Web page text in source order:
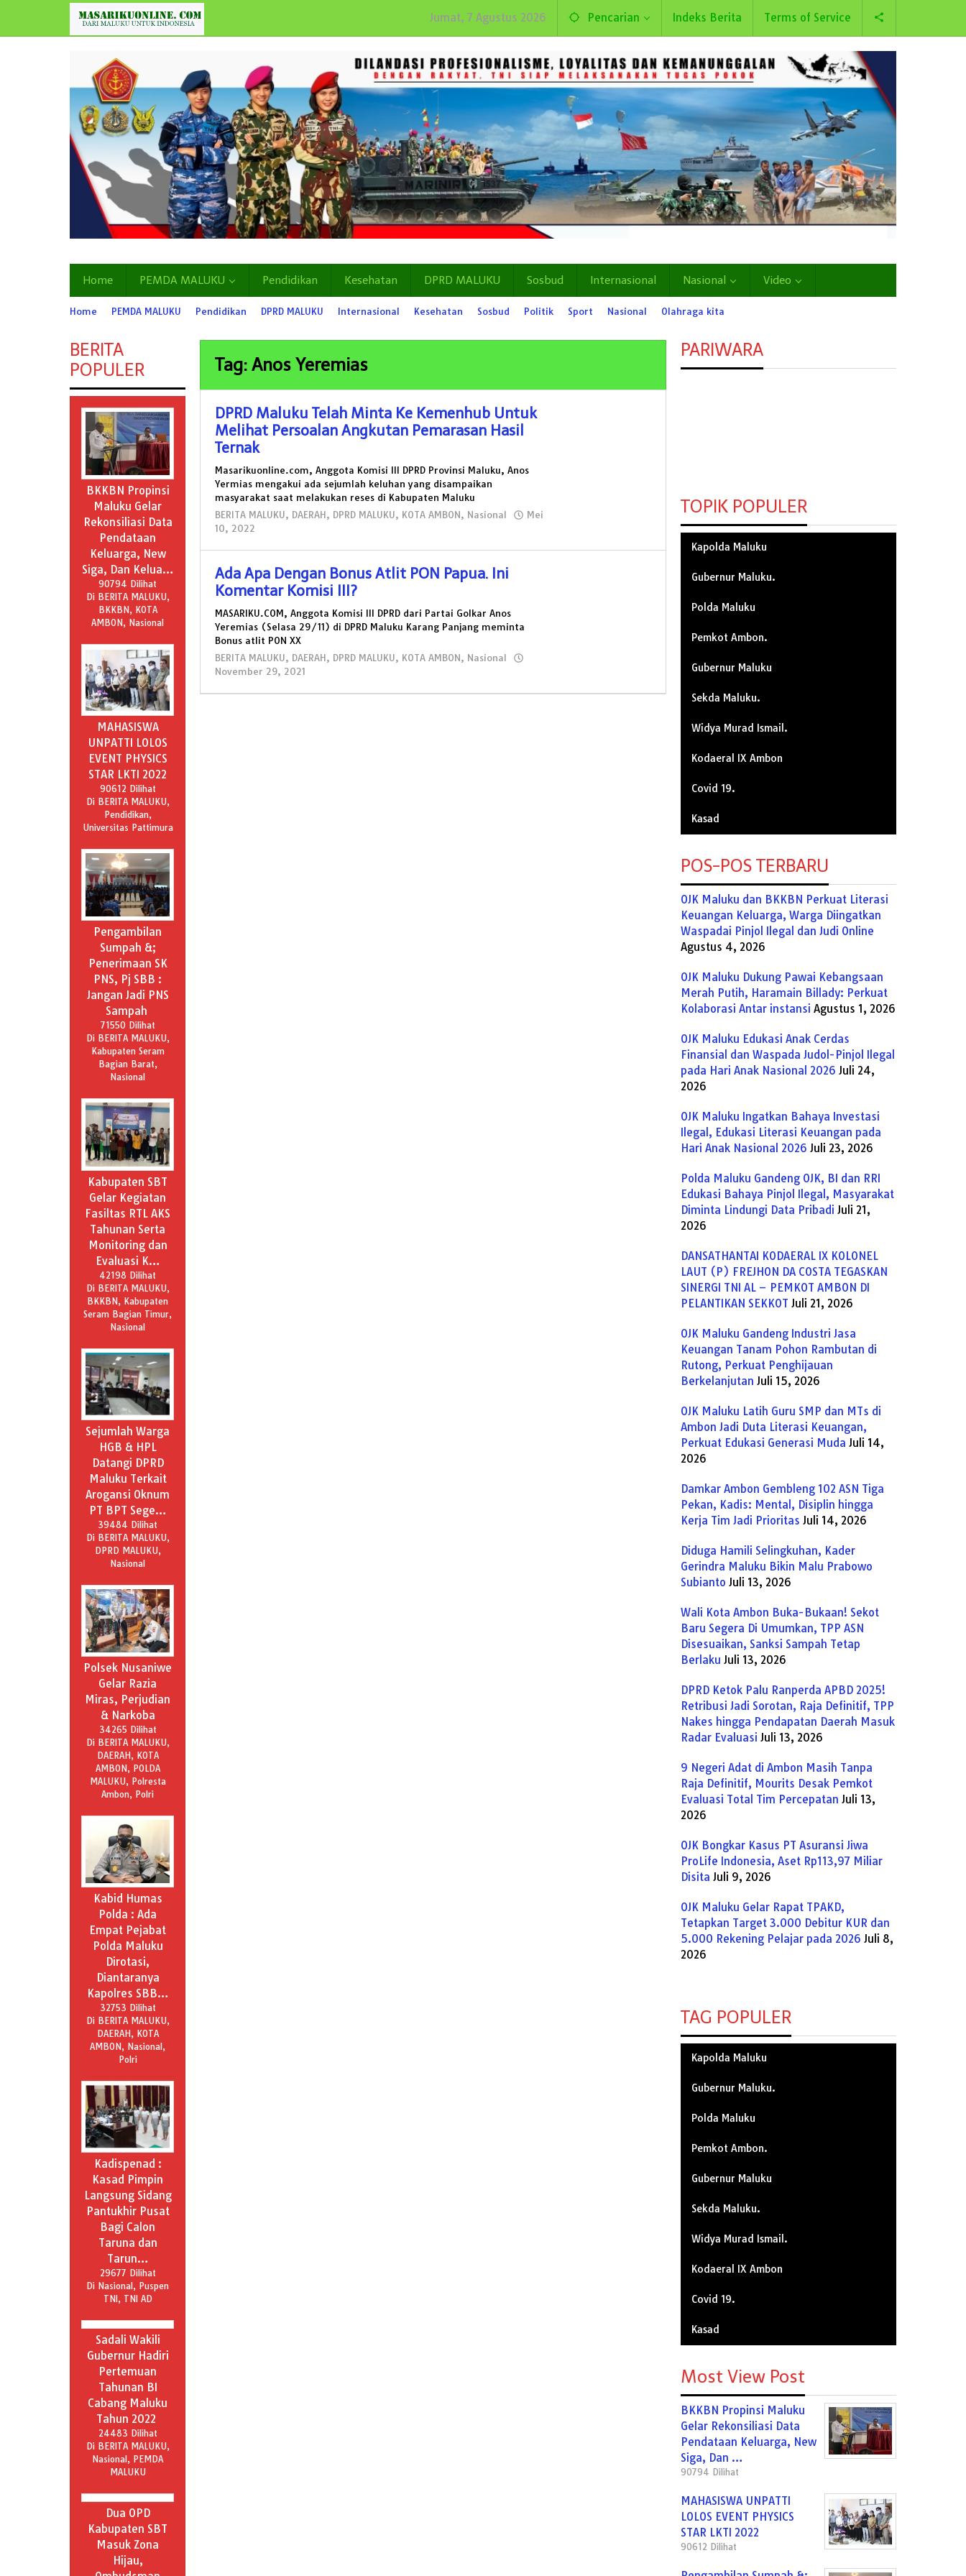
konten
Jumat, 7 Agustus 2026 Pencarian Indeks Berita Terms of Service
Home PEMDA MALUKU Pendidikan Kesehatan DPRD MALUKU Sosbud Internasional Nasional Video
Home PEMDA MALUKU Pendidikan DPRD MALUKU Internasional Kesehatan Sosbud Politik Sport Nasional Olahraga kita
BERITA
POPULER
BKKBN Propinsi
Maluku Gelar
Rekonsiliasi Data
Pendataan
Keluarga, New
Siga, Dan Kelua…
90794 Dilihat
Di BERITA MALUKU,
BKKBN, KOTA
AMBON, Nasional
MAHASISWA
UNPATTI LOLOS
EVENT PHYSICS
STAR LKTI 2022
90612 Dilihat
Di BERITA MALUKU,
Pendidikan,
Universitas Pattimura
Pengambilan
Sumpah &;
Penerimaan SK
PNS, Pj SBB :
Jangan Jadi PNS
Sampah
71550 Dilihat
Di BERITA MALUKU,
Kabupaten Seram
Bagian Barat,
Nasional
Kabupaten SBT
Gelar Kegiatan
Fasiltas RTL AKS
Tahunan Serta
Monitoring dan
Evaluasi K…
42198 Dilihat
Di BERITA MALUKU,
BKKBN, Kabupaten
Seram Bagian Timur,
Nasional
Sejumlah Warga
HGB & HPL
Datangi DPRD
Maluku Terkait
Arogansi Oknum
PT BPT Sege…
39484 Dilihat
Di BERITA MALUKU,
DPRD MALUKU,
Nasional
Polsek Nusaniwe
Gelar Razia
Miras, Perjudian
& Narkoba
34265 Dilihat
Di BERITA MALUKU,
DAERAH, KOTA
AMBON, POLDA
MALUKU, Polresta
Ambon, Polri
Kabid Humas
Polda : Ada
Empat Pejabat
Polda Maluku
Dirotasi,
Diantaranya
Kapolres SBB…
32753 Dilihat
Di BERITA MALUKU,
DAERAH, KOTA
AMBON, Nasional,
Polri
Kadispenad :
Kasad Pimpin
Langsung Sidang
Pantukhir Pusat
Bagi Calon
Taruna dan
Tarun…
29677 Dilihat
Di Nasional, Puspen
TNI, TNI AD
Sadali Wakili
Gubernur Hadiri
Pertemuan
Tahunan BI
Cabang Maluku
Tahun 2022
24483 Dilihat
Di BERITA MALUKU,
Nasional, PEMDA
MALUKU
Dua OPD
Kabupaten SBT
Masuk Zona
Hijau,
Tag: Anos Yeremias
DPRD Maluku Telah Minta Ke Kemenhub Untuk
Melihat Persoalan Angkutan Pemarasan Hasil
Ternak
Masarikuonline.com, Anggota Komisi III DPRD Provinsi Maluku, Anos
Yermias mengakui ada sejumlah keluhan yang disampaikan
masyarakat saat melakukan reses di Kabupaten Maluku
BERITA MALUKU, DAERAH, DPRD MALUKU, KOTA AMBON, Nasional
Mei
10, 2022
Ada Apa Dengan Bonus Atlit PON Papua. Ini
Komentar Komisi III?
MASARIKU.COM, Anggota Komisi III DPRD dari Partai Golkar Anos
Yeremias (Selasa 29/11) di DPRD Maluku Karang Panjang meminta
Bonus atlit PON XX
BERITA MALUKU, DAERAH, DPRD MALUKU, KOTA AMBON, Nasional
November 29, 2021
PARIWARA
TOPIK POPULER
Kapolda Maluku
Gubernur Maluku.
Polda Maluku
Pemkot Ambon.
Gubernur Maluku
Sekda Maluku.
Widya Murad Ismail.
Kodaeral IX Ambon
Covid 19.
Kasad
POS-POS TERBARU
OJK Maluku dan BKKBN Perkuat Literasi
Keuangan Keluarga, Warga Diingatkan
Waspadai Pinjol Ilegal dan Judi Online
Agustus 4, 2026
OJK Maluku Dukung Pawai Kebangsaan
Merah Putih, Haramain Billady: Perkuat
Kolaborasi Antar instansi Agustus 1, 2026
OJK Maluku Edukasi Anak Cerdas
Finansial dan Waspada Judol-Pinjol Ilegal
pada Hari Anak Nasional 2026 Juli 24,
2026
OJK Maluku Ingatkan Bahaya Investasi
Ilegal, Edukasi Literasi Keuangan pada
Hari Anak Nasional 2026 Juli 23, 2026
Polda Maluku Gandeng OJK, BI dan RRI
Edukasi Bahaya Pinjol Ilegal, Masyarakat
Diminta Lindungi Data Pribadi Juli 21,
2026
DANSATHANTAI KODAERAL IX KOLONEL
LAUT (P) FREJHON DA COSTA TEGASKAN
SINERGI TNI AL – PEMKOT AMBON DI
PELANTIKAN SEKKOT Juli 21, 2026
OJK Maluku Gandeng Industri Jasa
Keuangan Tanam Pohon Rambutan di
Rutong, Perkuat Penghijauan
Berkelanjutan Juli 15, 2026
OJK Maluku Latih Guru SMP dan MTs di
Ambon Jadi Duta Literasi Keuangan,
Perkuat Edukasi Generasi Muda Juli 14,
2026
Damkar Ambon Gembleng 102 ASN Tiga
Pekan, Kadis: Mental, Disiplin hingga
Kerja Tim Jadi Prioritas Juli 14, 2026
Diduga Hamili Selingkuhan, Kader
Gerindra Maluku Bikin Malu Prabowo
Subianto Juli 13, 2026
Wali Kota Ambon Buka-Bukaan! Sekot
Baru Segera Di Umumkan, TPP ASN
Disesuaikan, Sanksi Sampah Tetap
Berlaku Juli 13, 2026
DPRD Ketok Palu Ranperda APBD 2025!
Retribusi Jadi Sorotan, Raja Definitif, TPP
Nakes hingga Pendapatan Daerah Masuk
Radar Evaluasi Juli 13, 2026
9 Negeri Adat di Ambon Masih Tanpa
Raja Definitif, Mourits Desak Pemkot
Evaluasi Total Tim Percepatan Juli 13,
2026
OJK Bongkar Kasus PT Asuransi Jiwa
ProLife Indonesia, Aset Rp113,97 Miliar
Disita Juli 9, 2026
OJK Maluku Gelar Rapat TPAKD,
Tetapkan Target 3.000 Debitur KUR dan
5.000 Rekening Pelajar pada 2026 Juli 8,
2026
TAG POPULER
Kapolda Maluku
Gubernur Maluku.
Polda Maluku
Pemkot Ambon.
Gubernur Maluku
Sekda Maluku.
Widya Murad Ismail.
Kodaeral IX Ambon
Covid 19.
Kasad
Most View Post
BKKBN Propinsi Maluku
Gelar Rekonsiliasi Data
Pendataan Keluarga, New
Siga, Dan …
90794 Dilihat
MAHASISWA UNPATTI
LOLOS EVENT PHYSICS
STAR LKTI 2022
90612 Dilihat